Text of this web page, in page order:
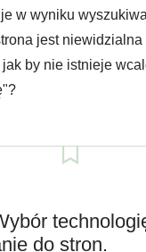
w wyniku
jest niewidzialna
by nie istnieje
do stron.